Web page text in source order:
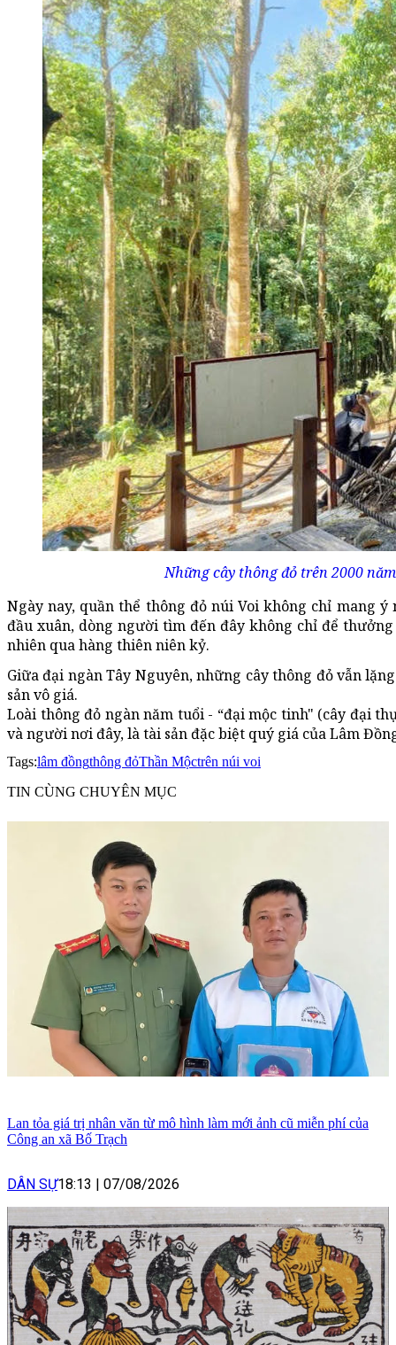
Những cây thông đỏ trên 2000
Ngày nay, quần thể thông đỏ núi Voi không chỉ mang
đầu xuân, dòng người tìm đến đây không chỉ để
nhiên qua hàng thiên niên kỷ.
Giữa đại ngàn Tây Nguyên, những cây thông đỏ vẫn
sản vô giá.
Loài thông đỏ ngàn năm tuổi - “đại mộc tinh" (cây đại
và người nơi đây, là tài sản đặc biệt quý giá của Lâm
Tags:lâm đồngthông đỏThần Mộctrên núi voi
TIN CÙNG CHUYÊN MỤC
Lan tỏa giá trị nhân văn từ mô hình làm mới ảnh cũ miễn phí của
Công an xã Bố Trạch
DÂN SỰ18:13 07/08/2026